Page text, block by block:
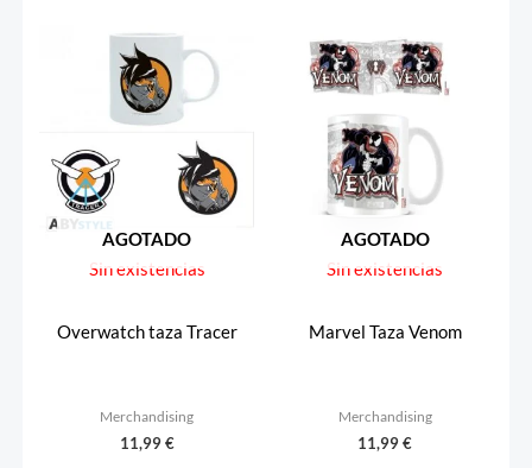
AGOTADO
Sin existencias
Overwatch taza Tracer
Merchandising
11,99€
AGOTADO
Sin existencias
Marvel Taza Venom
Merchandising
11,99€